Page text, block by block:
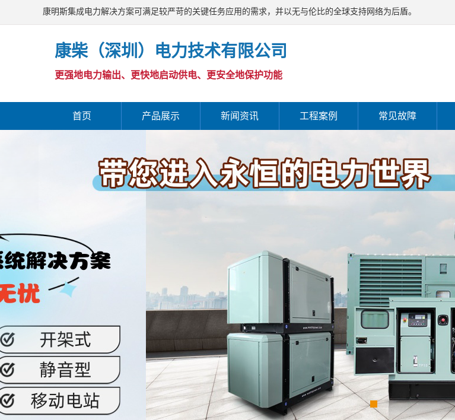
康明斯集成电力解决方案可满足较严苛的关键任务应用的需求，并以无与伦比的全球支持网络为后盾。
康柴（深圳）电力技术有限公司
更强地电力输出、更快地启动供电、更安全地保护功能
首页 产品展示 新闻资讯 工程案例 常见故障